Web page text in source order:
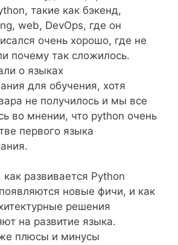
такие как бэкенд,
web, DevOps, где он
очень хорошо, где не
почему так сложилось.
о языках
для обучения, хотя
не получилось и мы все
во мнении, что python очень
первого языка
развивается Python
новые фичи, и как
решения
на развитие языка.
плюсы и минусы